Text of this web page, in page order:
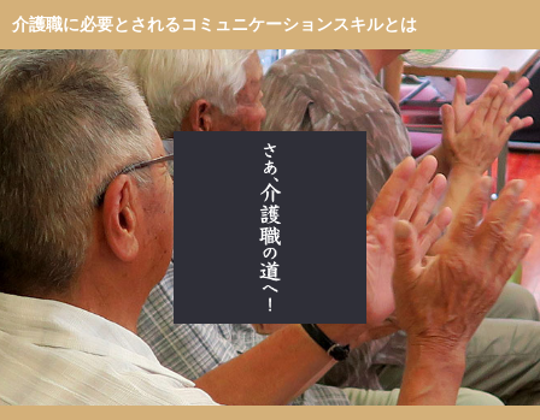
介護職に必要とされるコミュニケーションスキルとは